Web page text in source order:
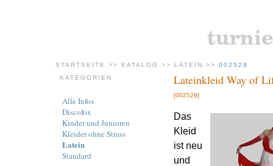
STARTSEITE >> KATALOG >> LATEIN >> 002529
KATEGORIEN
Alle Infos
Discofox
Kinder und Junioren
Kleider ohne Strass
Latein
Standard
Lateinkleid Way of
[002529]
Das
Kleid
ist neu
und